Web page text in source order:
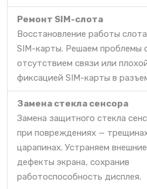
Ремонт SIM-слота
Восстановление работы
SIM-карты. Решаем проблемы
отсутствием связи или
фиксацией SIM-карты в
Замена стекла сенсора
Замена защитного стекла
при повреждениях —
царапинах. Устраняем внешние
дефекты экрана, сохранив
работоспособность дисплея.